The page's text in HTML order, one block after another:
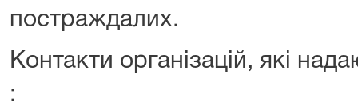
постраждалих.
Контакти організацій, які
: